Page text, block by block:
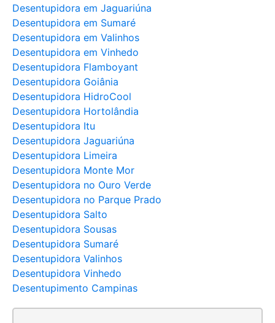
Desentupidora em Jaguariúna
Desentupidora em Sumaré
Desentupidora em Valinhos
Desentupidora em Vinhedo
Desentupidora Flamboyant
Desentupidora Goiânia
Desentupidora HidroCool
Desentupidora Hortolândia
Desentupidora Itu
Desentupidora Jaguariúna
Desentupidora Limeira
Desentupidora Monte Mor
Desentupidora no Ouro Verde
Desentupidora no Parque Prado
Desentupidora Salto
Desentupidora Sousas
Desentupidora Sumaré
Desentupidora Valinhos
Desentupidora Vinhedo
Desentupimento Campinas